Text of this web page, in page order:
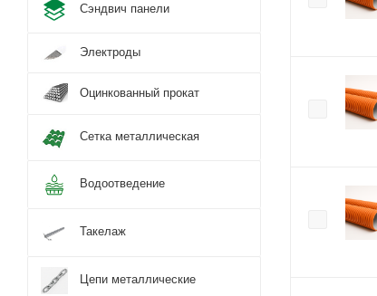
Сэндвич панели
Электроды
Оцинкованный прокат
Сетка металлическая
Водоотведение
Такелаж
Цепи металлические